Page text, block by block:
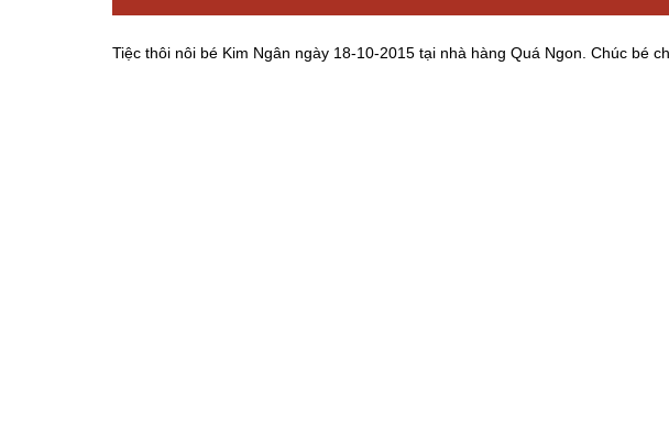
Tiệc thôi nôi bé Kim Ngân ngày 18-10-2015 tại nhà hàng Quá Ngon. Chúc bé